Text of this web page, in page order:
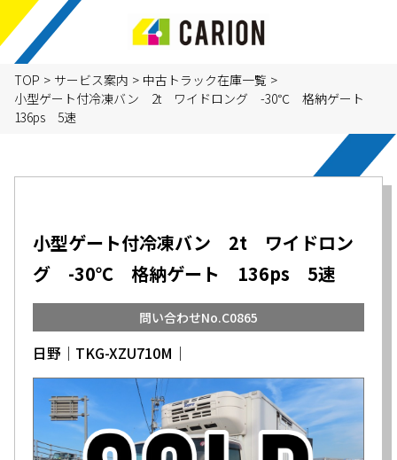
TOP > サービス案内 > 中古トラック在庫一覧 >
小型ゲート付冷凍バン 2t ワイドロング -30℃ 格納ゲート
136ps 5速
小型ゲート付冷凍バン 2t ワイドロン
グ -30℃ 格納ゲート 136ps 5速
問い合わせNo.C0865
日野│TKG-XZU710M│